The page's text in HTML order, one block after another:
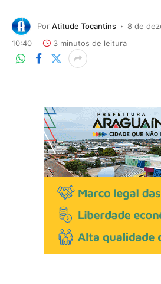
Por Atitude Tocantins
8 de
10:40
3 minutos de leitura